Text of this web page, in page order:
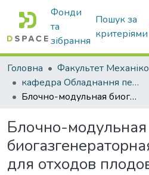
Фонди
та
зібрання
Пошук за
критеріями
Головна
кафедра Обладнання переробних і харчових виробництв ім. професора Ф.Ю. Ялпачика
Блочно-модульная биогазгенераторная установка для отходов плодовой древесины
Блочно-модульная
для отходов